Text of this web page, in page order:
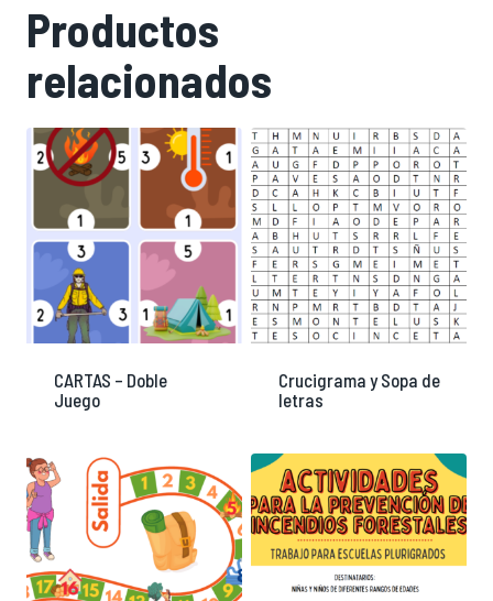
Productos
relacionados
CARTAS – Doble
Juego
Crucigrama y Sopa de
letras